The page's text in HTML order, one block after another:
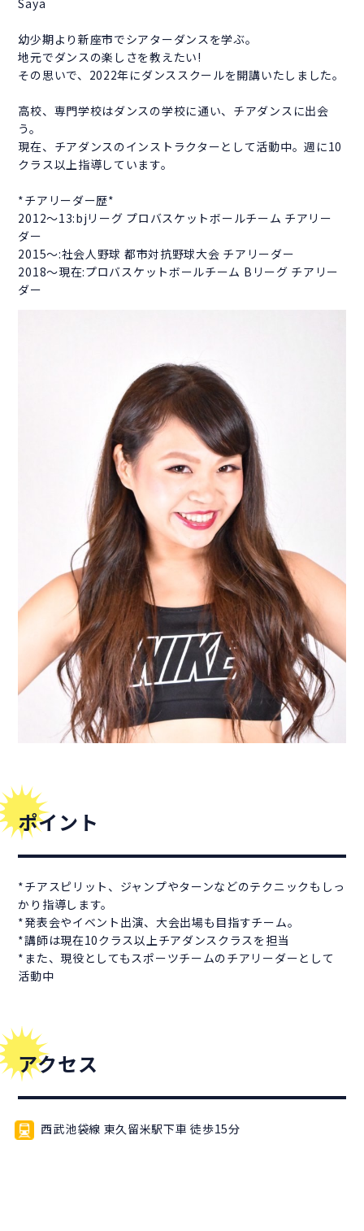
幼少期より新座市でシアターダンスを学ぶ。
地元でダンスの楽しさを教えたい!
その思いで、2022年にダンススクールを開講いたしました。
高校、専門学校はダンスの学校に通い、チアダンスに出会
う。
現在、チアダンスのインストラクターとして活動中。週に10
クラス以上指導しています。
*チアリーダー歴*
2012〜13:bjリーグ プロバスケットボールチーム チアリー
ダー
2015〜:社会人野球 都市対抗野球大会 チアリーダー
2018〜現在:プロバスケットボールチーム Bリーグ チアリー
ダー
ポイント
*チアスピリット、ジャンプやターンなどのテクニックもしっ
かり指導します。
*発表会やイベント出演、大会出場も目指すチーム。
*講師は現在10クラス以上チアダンスクラスを担当
*また、現役としてもスポーツチームのチアリーダーとして
活動中
アクセス
西武池袋線 東久留米駅下車 徒歩15分